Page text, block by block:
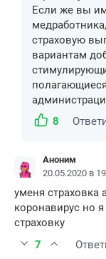
Если же вы
страховую
вариантам
8
Аноним
20.05.2020 в
уменя страховка
коронавирус но
страховку
7